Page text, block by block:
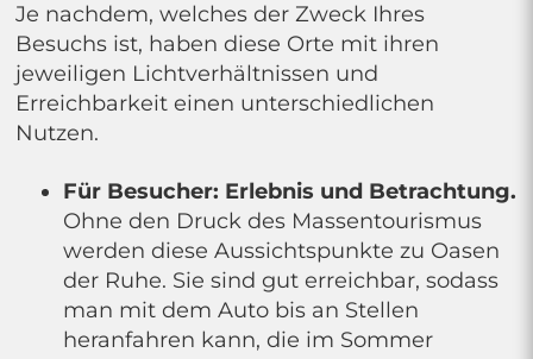
Je nachdem, welches der Zweck Ihres
Besuchs ist, haben diese Orte mit ihren
jeweiligen Lichtverhältnissen und
Erreichbarkeit einen unterschiedlichen
Nutzen.
Für Besucher: Erlebnis und Betrachtung.
Ohne den Druck des Massentourismus
werden diese Aussichtspunkte zu Oasen
der Ruhe. Sie sind gut erreichbar, sodass
man mit dem Auto bis an Stellen
heranfahren kann, die im Sommer